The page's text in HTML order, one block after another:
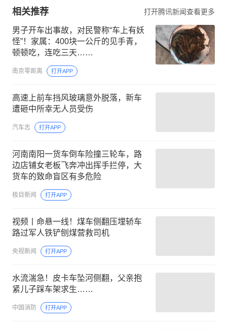
相关推荐 打开腾讯新闻查看更多
男子开车出事故，对民警称“车上有妖
怪”！家属：400块一公斤的见手青，
顿顿吃，连吃三天……
南京零距离 打开APP
高速上前车挡风玻璃意外脱落，新车
遭砸中所幸无人员受伤
汽车志 打开APP
河南南阳一货车倒车险撞三轮车，路
边店铺女老板飞奔冲出挥手拦停，大
货车的致命盲区有多危险
极目新闻 打开APP
视频丨命悬一线！煤车侧翻压埋轿车
路过军人铁铲刨煤营救司机
央视新闻 打开APP
水流湍急！皮卡车坠河侧翻，父亲抱
紧儿子踩车架求生……
中国消防 打开APP